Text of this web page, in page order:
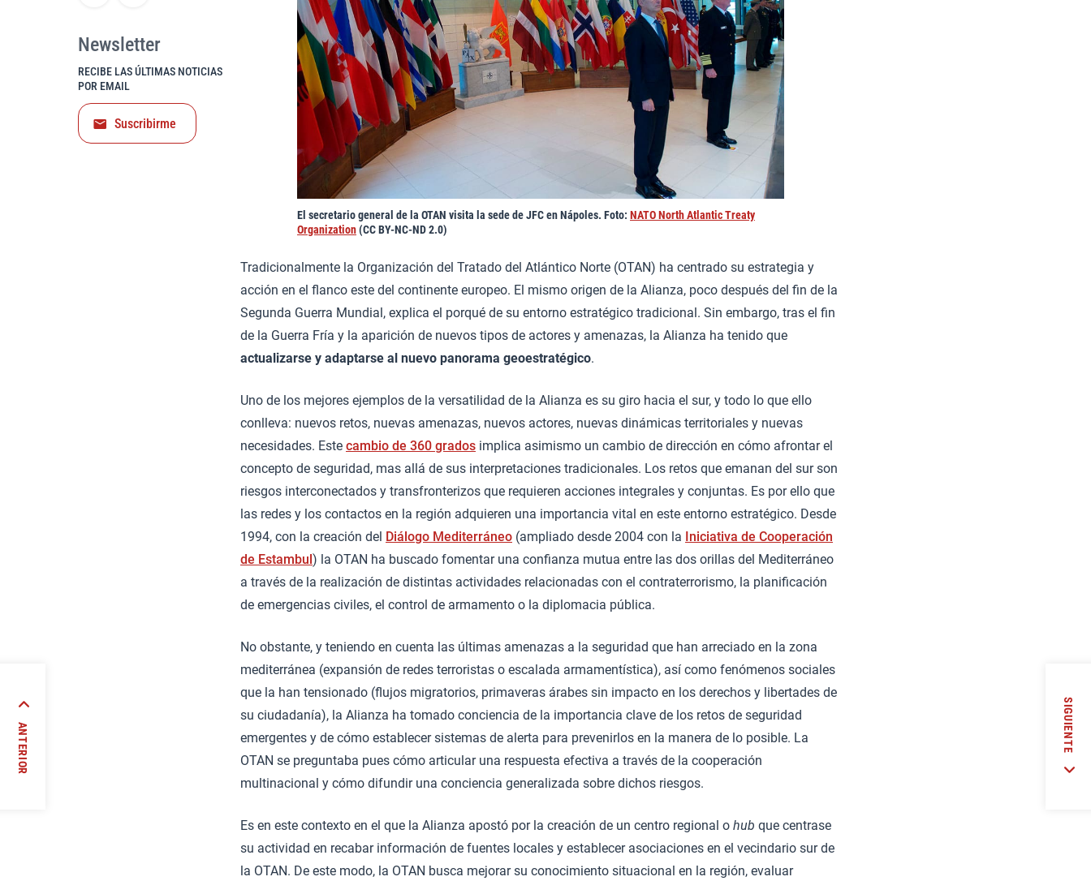
El secretario general de la OTAN visita la sede de JFC en Nápoles. Foto: NATO North Atlantic Treaty
Organization(CC BY-NC-ND 2.0)
Tradicionalmente la Organización del Tratado del Atlántico Norte (OTAN) ha centrado su estrategia y
acción en el flanco este del continente europeo. El mismo origen de la Alianza, poco después del fin de la
Segunda Guerra Mundial, explica el porqué de su entorno estratégico tradicional. Sin embargo, tras el fin
de la Guerra Fría y la aparición de nuevos tipos de actores y amenazas, la Alianza ha tenido que
actualizarse y adaptarse al nuevo panorama geoestratégico.
Uno de los mejores ejemplos de la versatilidad de la Alianza es su giro hacia el sur, y todo lo que ello
conlleva: nuevos retos, nuevas amenazas, nuevos actores, nuevas dinámicas territoriales y nuevas
necesidades. Este cambio de 360 grados implica asimismo un cambio de dirección en cómo afrontar el
concepto de seguridad, mas allá de sus interpretaciones tradicionales. Los retos que emanan del sur son
riesgos interconectados y transfronterizos que requieren acciones integrales y conjuntas. Es por ello que
las redes y los contactos en la región adquieren una importancia vital en este entorno estratégico. Desde
1994, con la creación del Diálogo Mediterráneo (ampliado desde 2004 con la Iniciativa de Cooperación
de Estambul ) la OTAN ha buscado fomentar una confianza mutua entre las dos orillas del Mediterráneo
a través de la realización de distintas actividades relacionadas con el contraterrorismo, la planificación
de emergencias civiles, el control de armamento o la diplomacia pública.
No obstante, y teniendo en cuenta las últimas amenazas a la seguridad que han arreciado en la zona
mediterránea (expansión de redes terroristas o escalada armamentística), así como fenómenos sociales
que la han tensionado (flujos migratorios, primaveras árabes sin impacto en los derechos y libertades de
su ciudadanía), la Alianza ha tomado conciencia de la importancia clave de los retos de seguridad
emergentes y de cómo establecer sistemas de alerta para prevenirlos en la manera de lo posible. La
OTAN se preguntaba pues cómo articular una respuesta efectiva a través de la cooperación
multinacional y cómo difundir una conciencia generalizada sobre dichos riesgos.
Es en este contexto en el que la Alianza apostó por la creación de un centro regional o hub que centrase
su actividad en recabar información de fuentes locales y establecer asociaciones en el vecindario sur de
la OTAN. De este modo, la OTAN busca mejorar su conocimiento situacional en la región, evaluar
Newsletter
RECIBE LAS ÚLTIMAS NOTICIAS
POR EMAIL
Suscribirme
ANTERIOR SIGUIENTE